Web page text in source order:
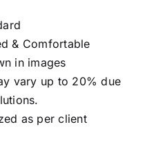
& Comfortable
in images
vary up to 20% due
as per client